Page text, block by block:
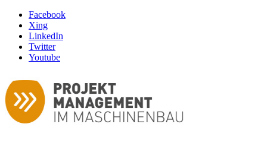
Facebook
Xing
LinkedIn
Twitter
Youtube